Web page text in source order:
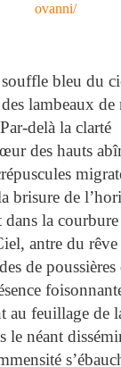
ovanni/
bleu du
lambeaux de
Par-delà la clarté
des hauts
brisure de
dans la
antre du rêve
de poussières
au feuillage de
le néant